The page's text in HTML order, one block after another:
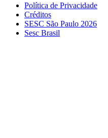
Política de Privacidade
Créditos
SESC São Paulo 2026
Sesc Brasil